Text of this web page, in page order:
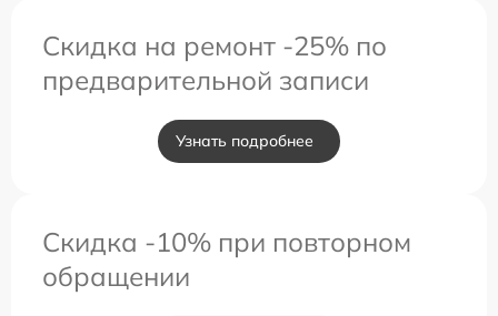
Скидка на ремонт -25% по
предварительной записи
Узнать подробнее
Скидка -10% при повторном
обращении